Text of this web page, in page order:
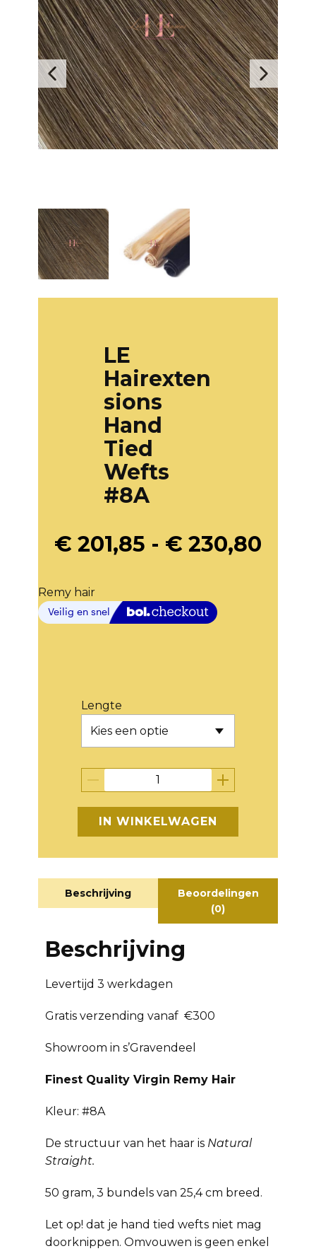
LE
Hairexten
sions
Hand
Tied
Wefts
#8A
€ 201,85 - € 230,80
Remy hair
Lengte
IN WINKELWAGEN
Beschrijving
Beoordelingen
(0)
Beschrijving
Levertijd 3 werkdagen
Gratis verzending vanaf €300
Showroom in s’Gravendeel
Finest Quality Virgin Remy Hair
Kleur: #8A
De structuur van het haar is Natural
Straight.
50 gram, 3 bundels van 25,4 cm breed.
Let op! dat je hand tied wefts niet mag
doorknippen. Omvouwen is geen enkel